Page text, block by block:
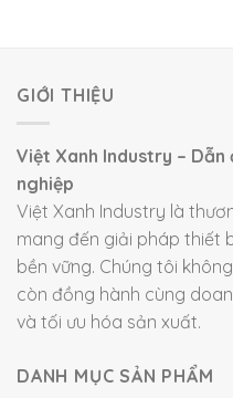
GIỚI THIỆU
Việt Xanh Industry –
nghiệp
Việt Xanh Industry là
mang đến giải pháp thiết
bền vững. Chúng tôi
còn đồng hành cùng
và tối ưu hóa sản xuất.
DANH MỤC SẢN PHẨM